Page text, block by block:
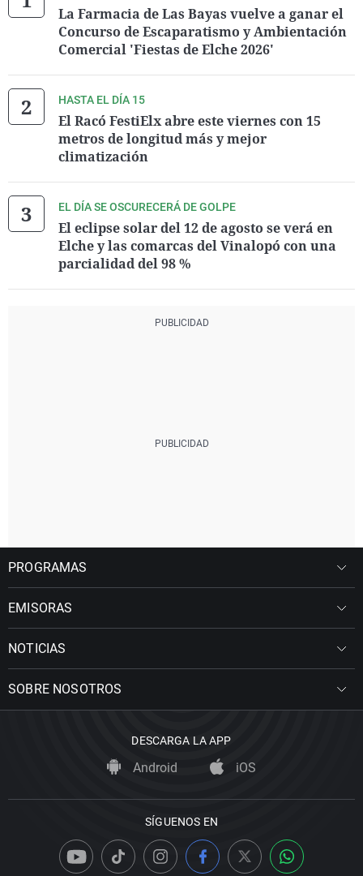
La Farmacia de Las Bayas vuelve a ganar el
Concurso de Escaparatismo y Ambientación
Comercial 'Fiestas de Elche 2026'
HASTA EL DÍA 15
El Racó FestiElx abre este viernes con 15
metros de longitud más y mejor
climatización
EL DÍA SE OSCURECERÁ DE GOLPE
El eclipse solar del 12 de agosto se verá en
Elche y las comarcas del Vinalopó con una
parcialidad del 98 %
PROGRAMAS
EMISORAS
NOTICIAS
SOBRE NOSOTROS
DESCARGA LA APP
Android iOS
SÍGUENOS EN